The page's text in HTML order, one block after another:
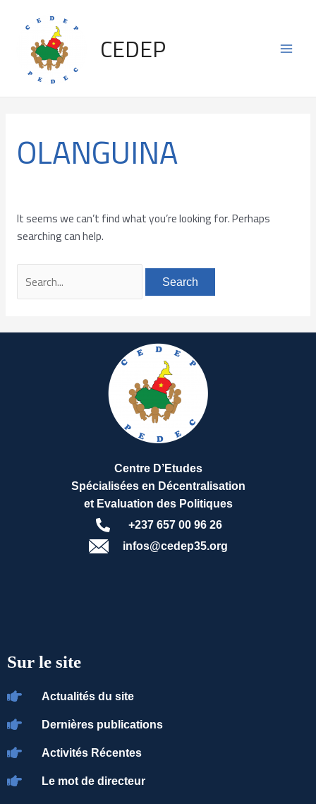
content
CEDEP
OLANGUINA
It seems we can’t find what you’re looking for. Perhaps
searching can help.
for:
Centre D’Etudes
Spécialisées en Décentralisation
et Evaluation des Politiques
+237 657 00 96 26
infos@cedep35.org
Sur le site
Actualités du site
Dernières publications
Activités Récentes
Le mot de directeur